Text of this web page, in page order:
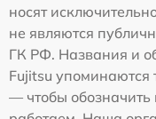
носят
не являются
ГК РФ. Названия и
Fujitsu
— чтобы обозначить